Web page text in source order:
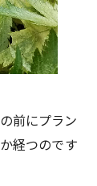
前にプラン
経つのです